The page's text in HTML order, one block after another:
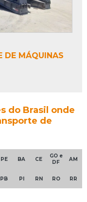
DE MÁQUINAS
do Brasil onde
de
PE BA CE
GO e
DF
AM
PB PI RN RO RR